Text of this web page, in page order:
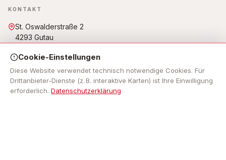
KONTAKT
St. Oswalderstraße 2
4293 Gutau
gemeinde@gutau.ooe.gv.at
Öffnungszeiten: Mo - Fr: 7.30 Uhr bis 12.00 Uhr, Mo, Do: 13.00
Uhr bis 18.00 Uhr,
Cookie-Einstellungen
Diese Website verwendet technisch notwendige Cookies. Für
Drittanbieter-Dienste (z. B. interaktive Karten) ist Ihre Einwilligung
erforderlich. Datenschutzerklärung